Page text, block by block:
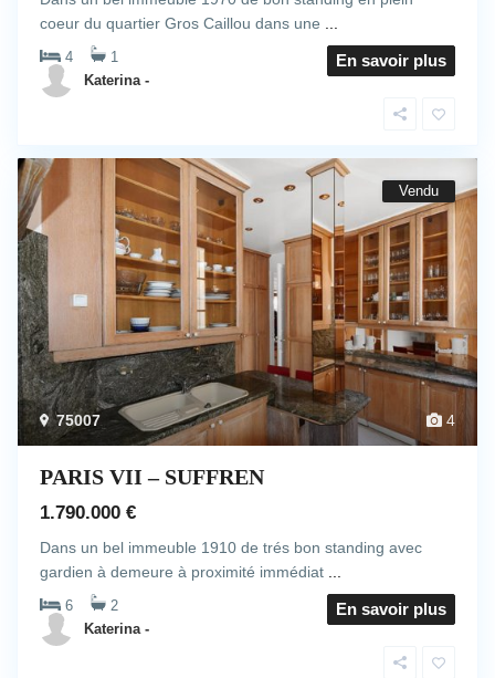
coeur du quartier Gros Caillou dans une
4 1 En savoir plus
Katerina -
4
75007
Vendu
PARIS VII – SUFFREN
1.790.000 €
Dans un bel immeuble 1910 de trés bon standing avec
gardien à demeure à proximité immédiat
6 2 En savoir plus
Katerina -